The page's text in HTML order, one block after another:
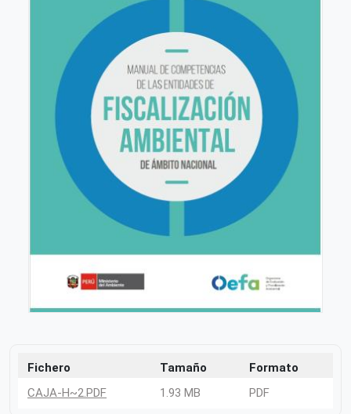
Fichero Tamaño
Formato
CAJA-H~2.PDF
1.93 MB PDF